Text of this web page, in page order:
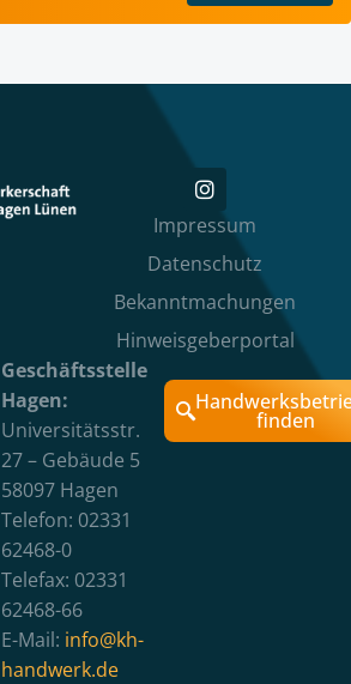
Impressum
Datenschutz
Bekanntmachungen
Hinweisgeberportal
Geschäftsstelle
Hagen:
Universitätsstr.
27 – Gebäude 5
58097 Hagen
Telefon: 02331
62468-0
Telefax: 02331
62468-66
E-Mail: info@kh-
handwerk.de
finden